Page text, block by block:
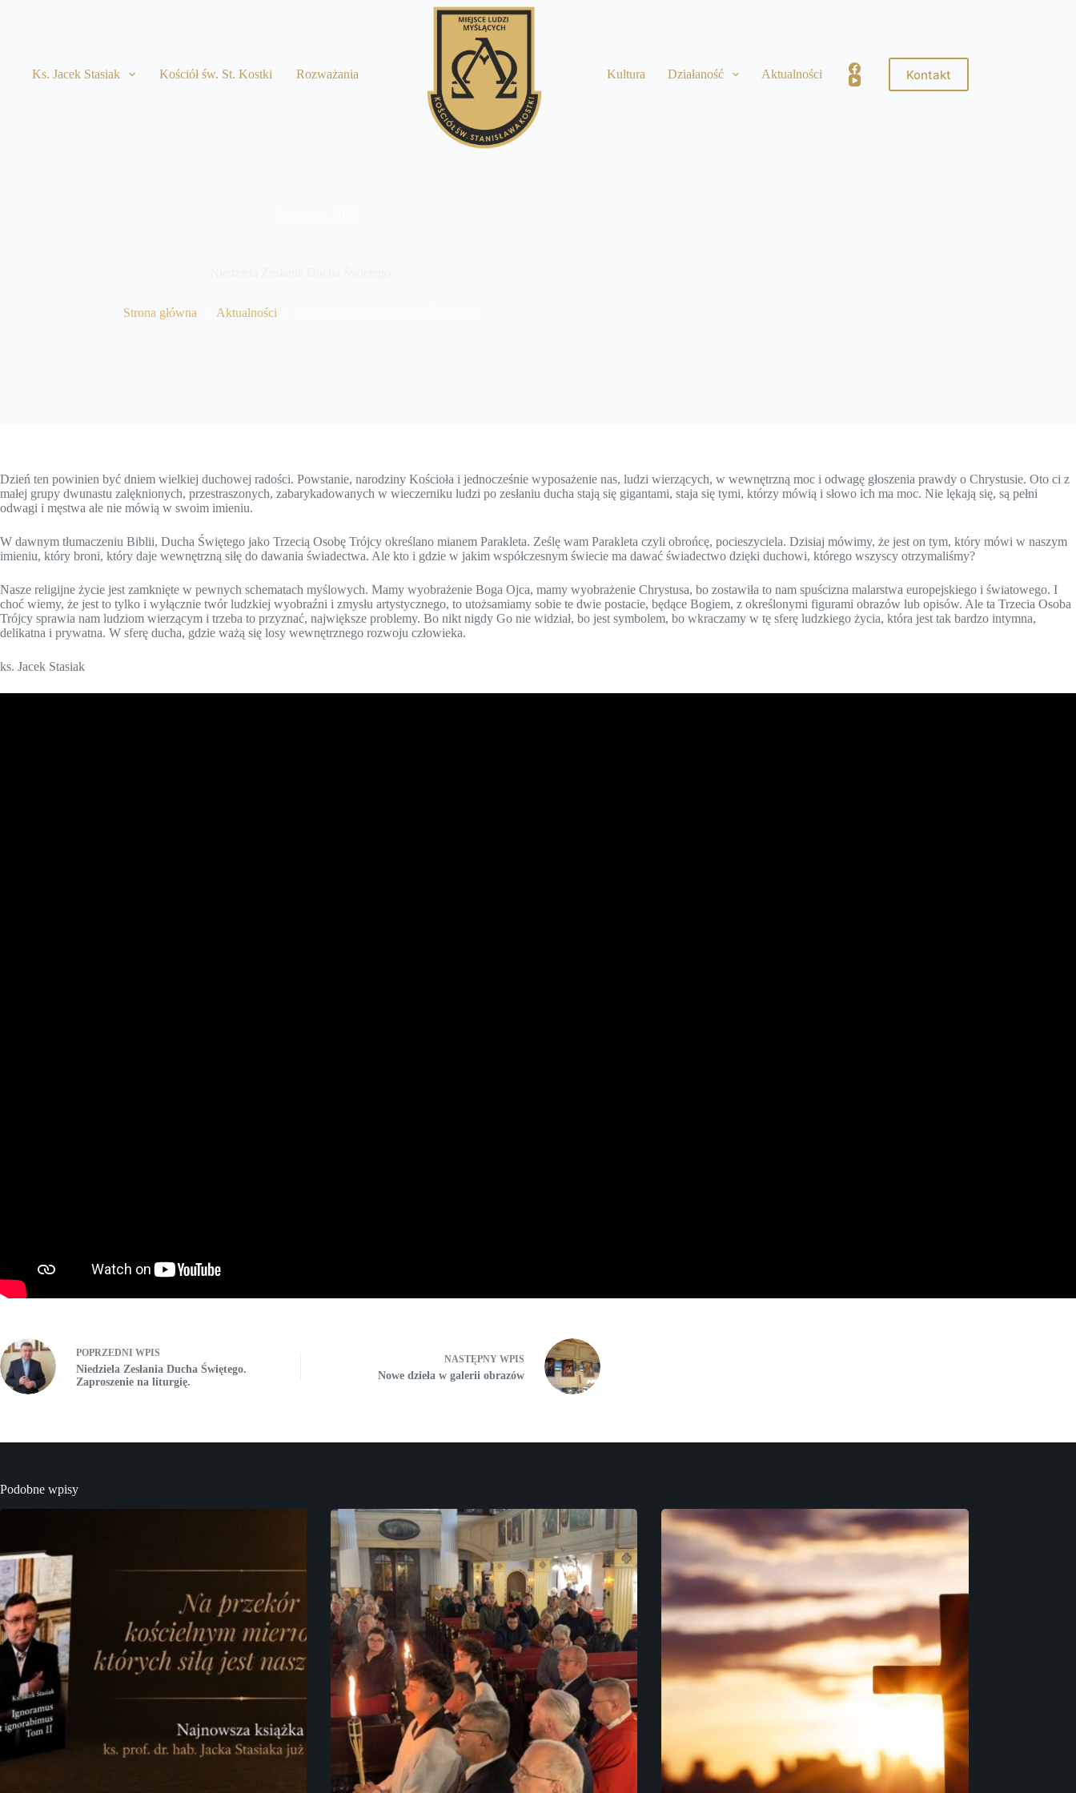
Ks. Jacek Stasiak Kościół św. St. Kostki Rozważania Kultura Działaność Aktualności Kontakt
Strona główna Aktualności
Dzień ten powinien być dniem wielkiej duchowej radości. Powstanie, narodziny Kościoła i jednocześnie wyposażenie nas, ludzi wierzących, w wewnętrzną moc i odwagę głoszenia prawdy o Chrystusie. Oto ci z
małej grupy dwunastu zalęknionych, przestraszonych, zabarykadowanych w wieczerniku ludzi po zesłaniu ducha stają się gigantami, staja się tymi, którzy mówią i słowo ich ma moc. Nie lękają się, są pełni
odwagi i męstwa ale nie mówią w swoim imieniu.
W dawnym tłumaczeniu Biblii, Ducha Świętego jako Trzecią Osobę Trójcy określano mianem Parakleta. Ześlę wam Parakleta czyli obrońcę, pocieszyciela. Dzisiaj mówimy, że jest on tym, który mówi w naszym
imieniu, który broni, który daje wewnętrzną siłę do dawania świadectwa. Ale kto i gdzie w jakim współczesnym świecie ma dawać świadectwo dzięki duchowi, którego wszyscy otrzymaliśmy?
Nasze religijne życie jest zamknięte w pewnych schematach myślowych. Mamy wyobrażenie Boga Ojca, mamy wyobrażenie Chrystusa, bo zostawiła to nam spuścizna malarstwa europejskiego i światowego. I
choć wiemy, że jest to tylko i wyłącznie twór ludzkiej wyobraźni i zmysłu artystycznego, to utożsamiamy sobie te dwie postacie, będące Bogiem, z określonymi figurami obrazów lub opisów. Ale ta Trzecia Osoba
Trójcy sprawia nam ludziom wierzącym i trzeba to przyznać, największe problemy. Bo nikt nigdy Go nie widział, bo jest symbolem, bo wkraczamy w tę sferę ludzkiego życia, która jest tak bardzo intymna,
delikatna i prywatna. W sferę ducha, gdzie ważą się losy wewnętrznego rozwoju człowieka.
ks. Jacek Stasiak
POPRZEDNI WPIS
Niedziela Zesłania Ducha Świętego.
Zaproszenie na liturgię.
NASTĘPNY WPIS
Nowe dzieła w galerii obrazów
Podobne wpisy